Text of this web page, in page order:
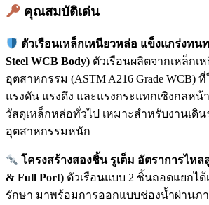
คุณสมบัติเด่น
ตัวเรือนเหล็กเหนียวหล่อ แข็งแกร่งทน
Steel WCB Body) ตัวเรือนผลิตจากเหล็กเ
อุตสาหกรรม (ASTM A216 Grade WCB)
แรงดัน แรงดึง และแรงกระแทกเชิงกลหน้
วัสดุเหล็กหล่อทั่วไป เหมาะสำหรับงานเดิ
อุตสาหกรรมหนัก
โครงสร้างสองชิ้น รูเต็ม อัตราการไหล
& Full Port) ตัวเรือนแบบ 2 ชิ้นถอดแยกได้
รักษา มาพร้อมการออกแบบช่องน้ำผ่านภา